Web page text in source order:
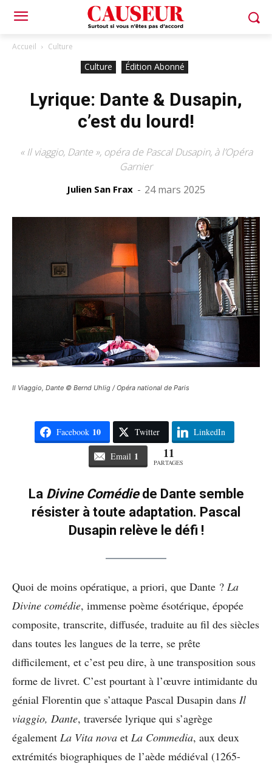
Accueil Culture
Culture Édition Abonné
Lyrique: Dante & Dusapin,
c’est du lourd!
« Il viaggio, Dante », opéra de Pascal Dusapin, à l’Opéra
Garnier
Julien San Frax - 24 mars 2025
Il Viaggio, Dante © Bernd Uhlig / Opéra national de Paris
Facebook 10 Twitter LinkedIn
Email 1 11
PARTAGES
La Divine Comédiede Dante semble
résister à toute adaptation. Pascal
Dusapin relève le défi !
Quoi de moins opératique, a priori, que Dante ? La
Divine comédie, immense poème ésotérique, épopée
composite, transcrite, diffusée, traduite au fil des siècles
dans toutes les langues de la terre, se prête
difficilement, et c’est peu dire, à une transposition sous
forme de livret. C’est pourtant à l’œuvre intimidante du
génial Florentin que s’attaque Pascal Dusapin dans Il
viaggio, Dante, traversée lyrique qui s’agrège
également La Vita nova et La Commedia, aux deux
extrémités biographiques de l’aède médiéval (1265-